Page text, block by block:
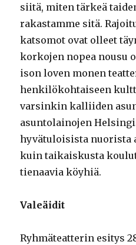
siitä, miten tärkeä
rakastamme sitä.
katsomot ovat olleet
korkojen nopea nousu
ison loven monen
henkilökohtaiseen
varsinkin kalliiden
asuntolainojen
hyvätuloisista nuorista
kuin taikaiskusta
tienaavia köyhiä.
Valeäidit
Ryhmäteatterin esitys